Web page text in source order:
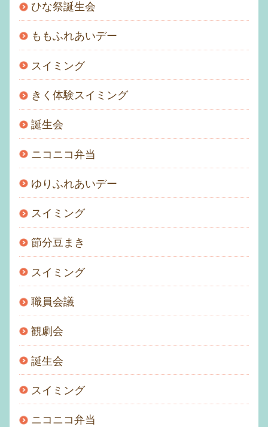
ひな祭誕生会
ももふれあいデー
スイミング
きく体験スイミング
誕生会
ニコニコ弁当
ゆりふれあいデー
スイミング
節分豆まき
スイミング
職員会議
観劇会
誕生会
スイミング
ニコニコ弁当